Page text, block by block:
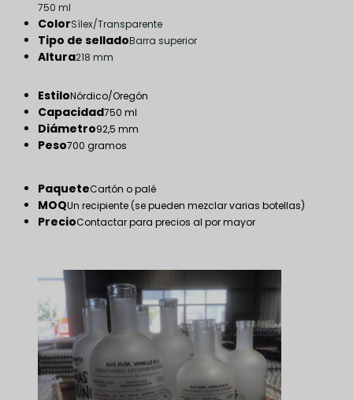
750 ml
ColorSílex/Transparente
Tipo de selladoBarra superior
Altura218 mm
EstiloNórdico/Oregón
Capacidad750 ml
Diámetro92,5 mm
Peso700 gramos
PaqueteCartón o palé
MOQUn recipiente (se pueden mezclar varias botellas)
PrecioContactar para precios al por mayor